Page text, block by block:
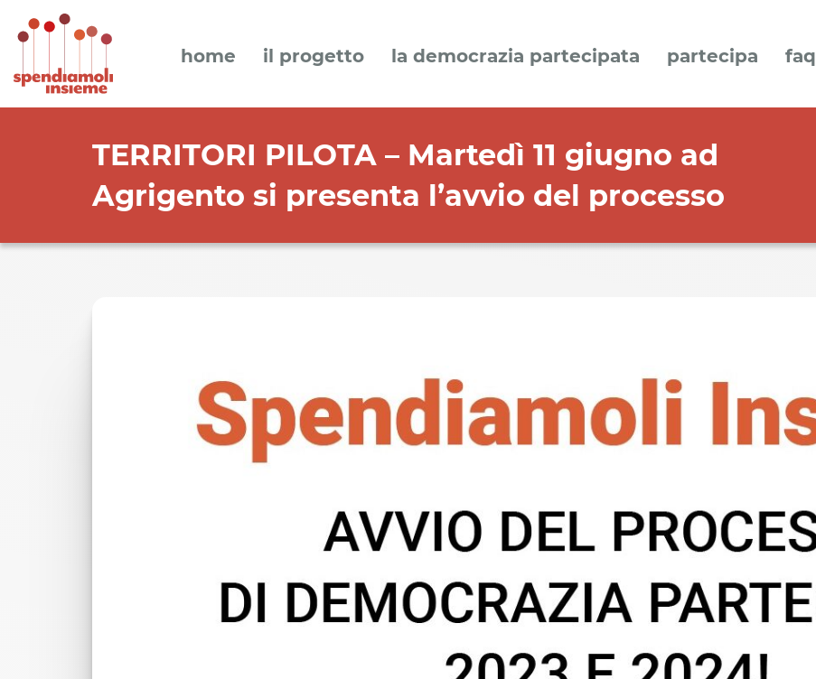
home il progetto la democrazia partecipata partecipa faq
TERRITORI PILOTA – Martedì 11 giugno ad
Agrigento si presenta l’avvio del processo